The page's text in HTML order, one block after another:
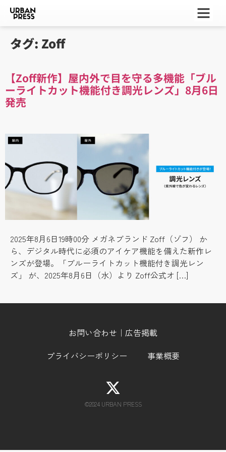
ー
ー
ー
タグ: Zoff
【Zoff新作】屋内外で目を守る多機能「ブル
ーライトカット機能付き調光レンズ」8月6日
発売
2025年8月6日19時00分 メガネブランド Zoff（ゾフ） か
ら、デジタル時代に必須のアイケア機能を備えた新作レ
ンズが登場。「ブルーライトカット機能付き調光レン
ズ」 が、2025年8月6日（水）より Zoff公式オ […]
お問い合わせ｜広告掲載
プライバシーポリシー
事業概要
©︎2024 URBAN PRESS